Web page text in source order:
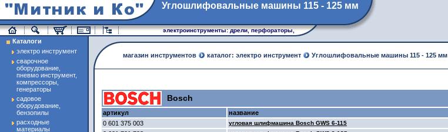
Углошлифовальные машины 115 - 125 мм
электроинструменты: дрели, перфораторы, рубанки, лобзики, углошлифовальные машины
магазин инструменты
магазин инструментов каталог: электро инструмент Углошлифовальные машины 115 - 125 мм
Bosch
артикул название
0 601 375 003
угловая шлифмашина Bosch GWS 6-115
Каталоги
электро инструмент
сварочное
оборудование,
пневмо инструмент,
компрессоры,
генераторы
садовое
оборудование,
бензопилы
расходные
материалы